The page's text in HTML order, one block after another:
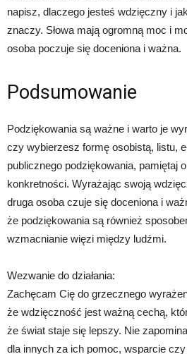
napisz, dlaczego jesteś wdzięczny i
znaczy. Słowa mają ogromną moc i
osoba poczuje się doceniona i ważna.
Podsumowanie
Podziękowania są ważne i warto je
czy wybierzesz formę osobistą, listu,
publicznego podziękowania, pamiętaj
konkretności. Wyrażając swoją
druga osoba czuje się doceniona i
że podziękowania są również
wzmacnianie więzi między ludźmi.
Wezwanie do działania:
Zachęcam Cię do grzecznego
że wdzięczność jest ważną cechą,
że świat staje się lepszy. Nie
dla innych za ich pomoc, wsparcie